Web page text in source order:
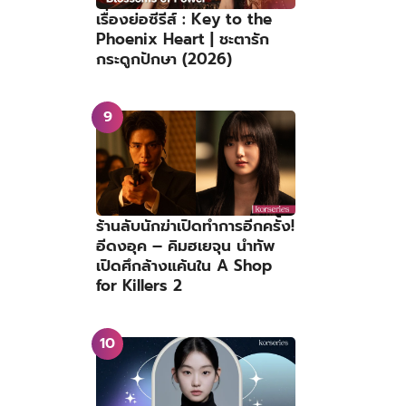
เรื่องย่อซีรีส์ : Key to the
Phoenix Heart | ชะตารัก
กระดูกปักษา (2026)
ร้านลับนักฆ่าเปิดทำการอีกครั้ง!
อีดงอุค – คิมฮเยจุน นำทัพ
เปิดศึกล้างแค้นใน A Shop
for Killers 2